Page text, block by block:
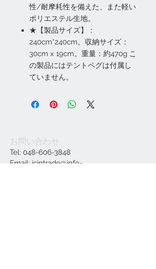
性/耐摩耗性を備えた、また軽い
ポリエステル生地。
★【製品サイズ】：
240cm*240cm。収納サイズ：
30cm x 19cm。重量：約470g こ
の製品にはテントペグは付属し
ていません。
お問い合わせ
Tel: 048-606-3848
Email: jcintrade@info-